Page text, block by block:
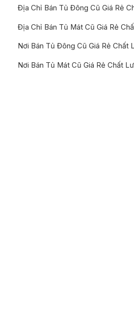
Địa Chỉ Bán Tủ Đông Cũ Giá Rẻ
Địa Chỉ Bán Tủ Mát Cũ Giá Rẻ
Nơi Bán Tủ Đông Cũ Giá Rẻ Chất
Nơi Bán Tủ Mát Cũ Giá Rẻ Chất